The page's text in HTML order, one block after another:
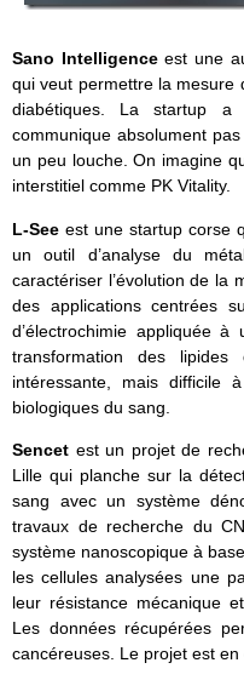
Sano Intelligenceest une
qui veut permettre la mesure
diabétiques. La startup
communique absolument
un peu louche. On imagine
interstitiel comme PK Vitality.
L-See est une startup corse
un outil d’analyse du
caractériser l’évolution de la
des applications centrées
d’électrochimie appliquée
transformation des
intéressante, mais difficile
biologiques du sang.
Sencet est un projet de
Lille qui planche sur la
sang avec un système
travaux de recherche du
système nanoscopique à
les cellules analysées une
leur résistance mécanique
Les données récupérées
cancéreuses. Le projet est